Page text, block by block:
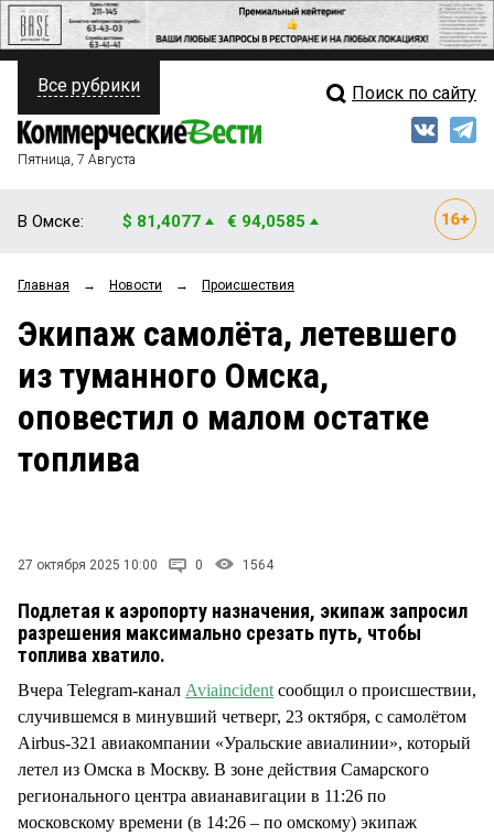
ПОЛИТИКА
ФИНАНСЫ
ОБЩЕСТВО
ЗАКОН
НОВОСТИ КОМПАНИЙ
Свежий выпуск
Мнения
Рейтинги
Блоги
Архив
Все рубрики Поиск по сайту
Пятница, 7 Августа
В Омске: $ 81,4077 € 94,0585
Главная → Новости → Происшествия
Экипаж самолёта, летевшего
из туманного Омска,
оповестил о малом остатке
топлива
27 октября 2025 10:00 0 1564
Подлетая к аэропорту назначения, экипаж запросил
разрешения максимально срезать путь, чтобы
топлива хватило.
Вчера Telegram-канал Aviaincident сообщил о происшествии,
случившемся в минувший четверг, 23 октября, с самолётом
Airbus-321 авиакомпании «Уральские авиалинии», который
летел из Омска в Москву. В зоне действия Самарского
регионального центра авианавигации в 11:26 по
московскому времени (в 14:26 – по омскому) экипаж